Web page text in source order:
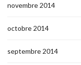
novembre 2014
octobre 2014
septembre 2014